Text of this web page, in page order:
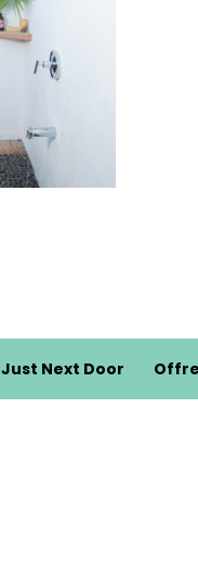
Just Next Door